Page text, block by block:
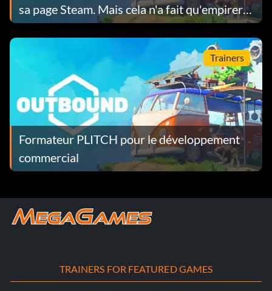
sa page Steam. Mais cela n'a fait qu'empirer
les choses.
Trainers
Formateur PLITCH pour le développement
commercial
TRAINERS FOR FEATURED GAMES